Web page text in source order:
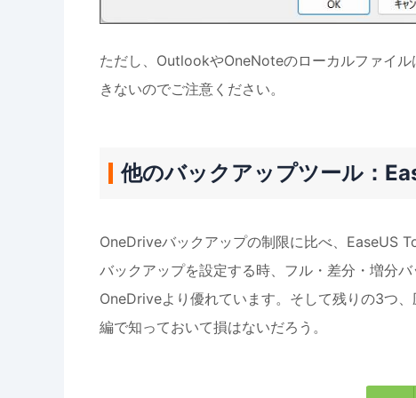
ただし、OutlookやOneNoteのローカルファイ
きないのでご注意ください。
他のバックアップツール：
OneDriveバックアップの制限に比べ、EaseUS
バックアップを設定する時、フル・差分・増分
OneDriveより優れています。そして残りの3つ
編で知っておいて損はないだろう。